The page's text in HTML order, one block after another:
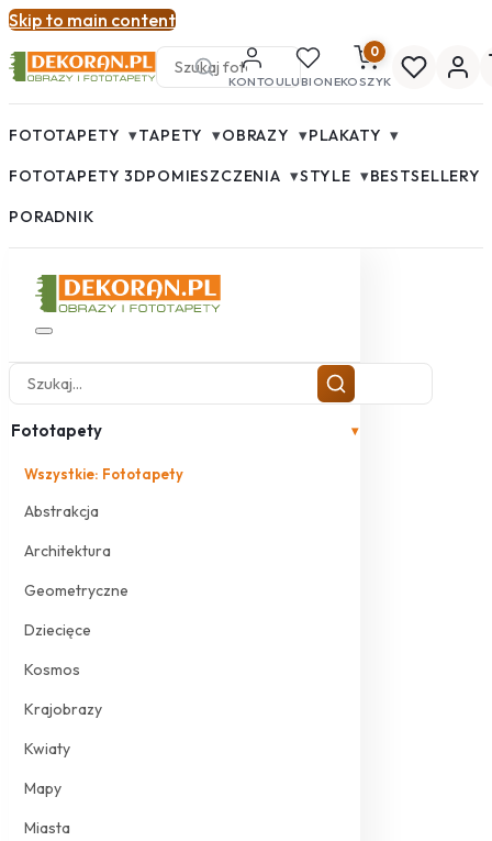
Skip to main content
KONTOULUBIONE
0
KOSZYK
FOTOTAPETY ▾TAPETY ▾OBRAZY ▾PLAKATY ▾
FOTOTAPETY 3DPOMIESZCZENIA ▾STYLE ▾BESTSELLERY
PORADNIK
Fototapety ▾
Wszystkie: Fototapety
Abstrakcja
Architektura
Geometryczne
Dziecięce
Kosmos
Krajobrazy
Kwiaty
Mapy
Miasta